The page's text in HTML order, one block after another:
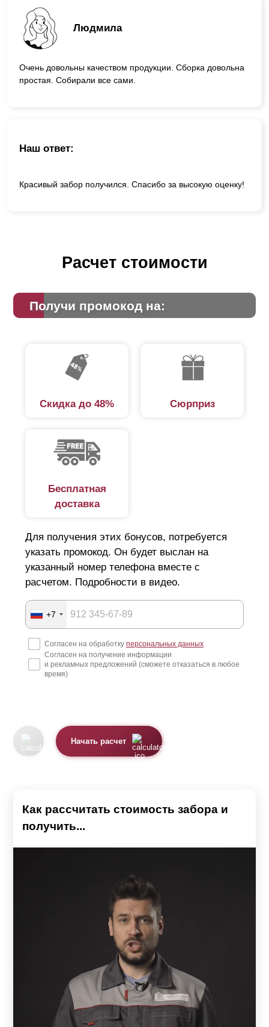
Людмила
Очень довольны качеством продукции. Сборка довольна
простая. Собирали все сами.
Наш ответ:
Красивый забор получился. Спасибо за высокую оценку!
Расчет стоимости
Получи промокод на:
Скидка до 48% Сюрприз
Бесплатная
доставка
Для получения этих бонусов, потребуется
указать промокод. Он будет выслан на
указанный номер телефона вместе с
расчетом. Подробности в видео.
+7
Согласен на обработку персональных данных
Согласен на получение информации
и рекламных предложений (сможете отказаться в любое
время)
Начать расчет
Как рассчитать стоимость забора и
получить...